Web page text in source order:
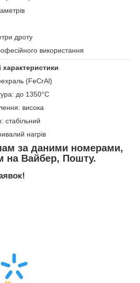
дроту
використання
характеристики
(FeCrAl)
до 1350°C
висока
стабільний
нагрів
за даними номерами,
на Вайбер, Пошту.